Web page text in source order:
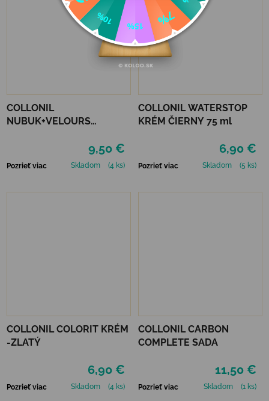
COLLONIL
NUBUK+VELOURS
9,50 €
Pozrieť viac Skladom (4 ks)
COLLONIL WATERSTOP
KRÉM ČIERNY 75 ml
6,90 €
Pozrieť viac Skladom (5 ks)
COLLONIL COLORIT KRÉM
-ZLATÝ
6,90 €
Pozrieť viac Skladom (4 ks)
COLLONIL CARBON
COMPLETE SADA
11,50 €
Pozrieť viac Skladom (1 ks)